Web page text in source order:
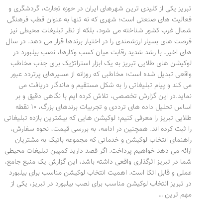
تبریز یکی از کلیدی ترین شهرهای ایران در حوزه تجارت، گردشگری و
فعالیت های صنعتی است؛ شهری که نه تنها به عنوان قطب فرهنگی
شمال غرب کشور شناخته می شود، بلکه از نظر تبلیغات محیطی نیز
فرصت های بسیار ارزشمندی را در اختیار برندها قرار می دهد. در سال
های اخیر، با رشد شدید رقابت میان کسب وکارها، نصب بیلبورد در
لوکیشن های طلایی تبریز به یک ابزار استراتژیک برای جذب مخاطب
واقعی تبدیل شده است؛ مخاطبی که روزانه از مسیرهای پرتردد عبور
می کند و پیام تبلیغاتی را به شکل مستقیم و ماندگار دریافت می
نماید.در این گزارش تخصصی، تلاش کرده ایم با نگاهی دقیق و بر
اساس تحلیل داده های ترددی و تجربیات برندهای بزرگ، ۱۰ نقطه
طلایی تبریز را معرفی کنیم؛ لوکیشن هایی که بیشترین بازده تبلیغاتی
را ثبت کرده اند. همچنین در ادامه، به بررسی قیمت، نحوه سفارش،
راهنمای انتخاب لوکیشن و خدماتی که مجموعه باتیک به مشتریان
ارائه می دهد خواهیم پرداخت. اگر قصد دارید کمپین تبلیغات محیطی
شما در تبریز اثرگذاری واقعی داشته باشد، این گزارش یک منبع جامع،
عملی و قابل اتکا است. اهمیت انتخاب لوکیشن مناسب برای بیلبورد
در تبریز انتخاب لوکیشن مناسب برای نصب بیلبورد در تبریز، یکی از
مهم ترین …